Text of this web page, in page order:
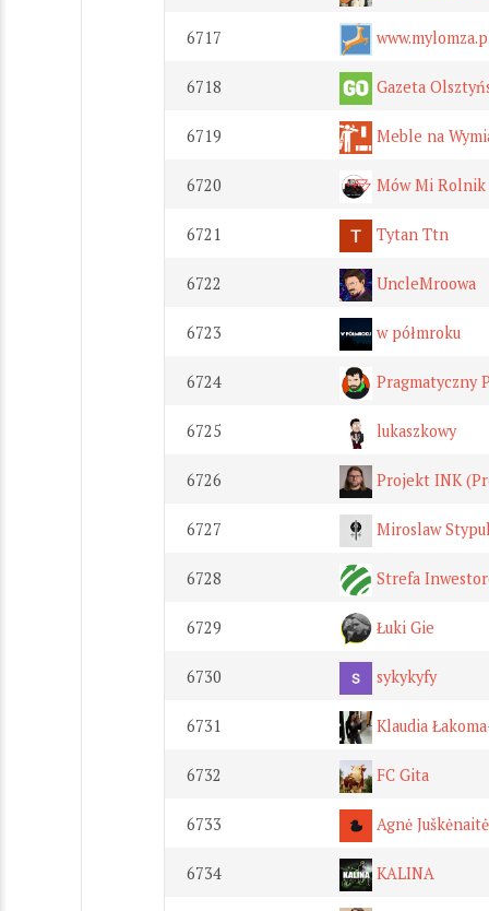
6717
6718 Gazeta
6719 Meble na
6720 Mów Mi Rolnik
6721 Tytan Ttn
6722 UncleMroowa
6723 w półmroku
6724 Pragmatyczny
6725 lukaszkowy
6726 Projekt INK
6727 Miroslaw
6728 Strefa
6729 Łuki Gie
6730 sykykyfy
6731 Klaudia
6732 FC Gita
6733 Agnė Juškėnaitė
6734 KALINA